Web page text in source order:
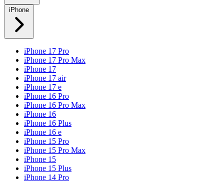
iPhone
iPhone 17 Pro
iPhone 17 Pro Max
iPhone 17
iPhone 17 air
iPhone 17 e
iPhone 16 Pro
iPhone 16 Pro Max
iPhone 16
iPhone 16 Plus
iPhone 16 e
iPhone 15 Pro
iPhone 15 Pro Max
iPhone 15
iPhone 15 Plus
iPhone 14 Pro